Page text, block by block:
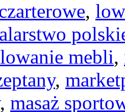
,
mebli,
,
, masaż